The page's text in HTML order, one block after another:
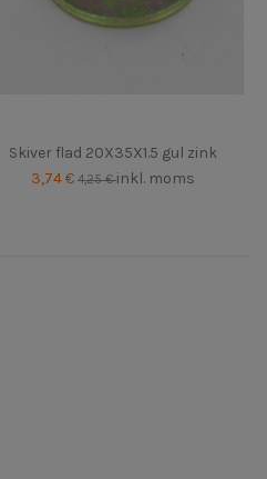
Skiver flad 20X35X1.5 gul zink
3,74 €4,25 €inkl. moms